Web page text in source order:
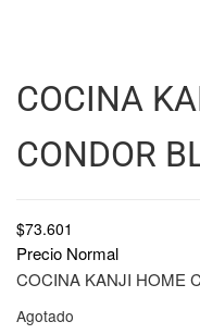
COCINA
CONDOR
$73.601
Precio Normal
COCINA KANJI HOME
Agotado